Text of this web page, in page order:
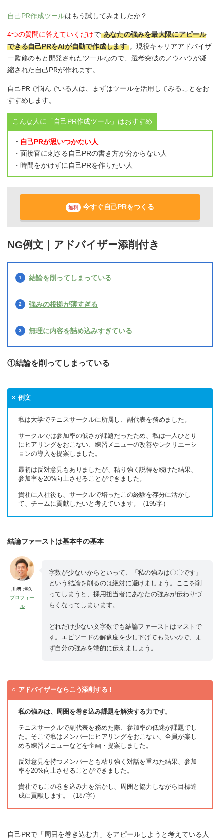
自己PR作成ツールはもう試してみましたか？
4つの質問に答えていくだけで あなたの強みを最大限にアピール
できる自己PRをAIが自動で作成します 。現役キャリアアドバイザ
ー監修のもと開発されたツールなので、選考突破のノウハウが凝
縮された自己PRが作れます。
自己PRで悩んでいる人は、まずはツールを活用してみることをお
すすめします。
こんな人に「自己PR作成ツール」はおすすめ
・ 自己PRが思いつかない人
・面接官に刺さる自己PRの書き方が分からない人
・時間をかけずに自己PRを作りたい人
無料 今すぐ自己PRをつくる
NG例文｜アドバイザー添削付き
結論を削ってしまっている
強みの根拠が薄すぎる
無理に内容を詰め込みすぎている
①結論を削ってしまっている
例文
私は大学でテニスサークルに所属し、副代表を務めました。
サークルでは参加率の低さが課題だったため、私は一人ひとり
にヒアリングをおこない、練習メニューの改善やレクリエーシ
ョンの導入を提案しました。
最初は反対意見もありましたが、粘り強く説得を続けた結果、
参加率を20%向上させることができました。
貴社に入社後も、サークルで培ったこの経験を存分に活かし
て、チームに貢献したいと考えています。（195字）
結論ファーストは基本中の基本
川﨑 瑛久
プロフィー
ル
字数が少ないからといって、「私の強みは〇〇です」
という結論を削るのは絶対に避けましょう。ここを削
ってしまうと、採用担当者にあなたの強みが伝わりづ
らくなってしまいます。
どれだけ少ない文字数でも結論ファーストはマストで
す。エピソードの解像度を少し下げても良いので、ま
ず自分の強みを端的に伝えましょう。
アドバイザーならこう添削する！
私の強みは、周囲を巻き込み課題を解決する力です。
テニスサークルで副代表を務めた際、参加率の低迷が課題でし
た。そこで私はメンバーにヒアリングをおこない、全員が楽し
める練習メニューなどを企画・提案しました。
反対意見を持つメンバーとも粘り強く対話を重ねた結果、参加
率を20%向上させることができました。
貴社でもこの巻き込み力を活かし、周囲と協力しながら目標達
成に貢献します。（187字）
自己PRで「周囲を巻き込む力」をアピールしようと考えている人